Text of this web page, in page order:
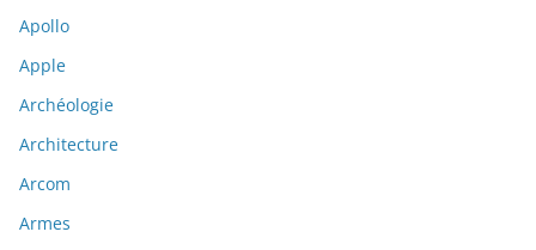
Apollo
Apple
Archéologie
Architecture
Arcom
Armes